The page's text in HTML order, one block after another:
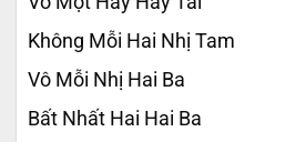
Không Mỗi Hai Nhị Tam
Vô Mỗi Nhị Hai Ba
Bất Nhất Hai Hai Ba